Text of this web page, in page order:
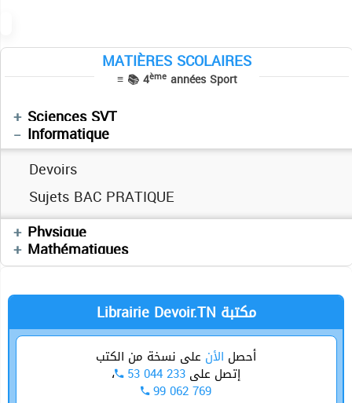
MATIÈRES SCOLAIRES
≡ 📚 4èmeannées Sport
Sciences SVT
Devoirs
Informatique
Devoirs
Sujets BAC PRATIQUE
Physique
Devoirs
Mathématiques
Devoirs
Librairie Devoir.TN مكتبة
أحصل الأن على نسخة من الكتب
إتصل على 53 044 233 ،
99 062 769